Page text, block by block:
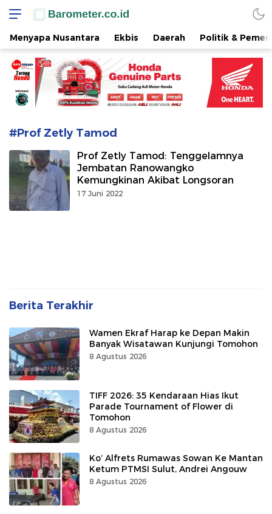
www.barometer.co.id
Berita Terkini di Sulawesi Utara
Menyapa Nusantara Ekbis Daerah Politik &
#Prof Zetly Tamod
Prof Zetly Tamod: Tenggelamnya
Jembatan Ranowangko
Kemungkinan Akibat Longsoran
17 Juni 2022
Berita Terakhir
Wamen Ekraf Harap ke Depan Makin
Banyak Wisatawan Kunjungi Tomohon
8 Agustus 2026
TIFF 2026: 35 Kendaraan Hias Ikut
Parade Tournament of Flower di
Tomohon
8 Agustus 2026
Ko’ Alfrets Rumawas Sowan Ke Mantan
Ketum PTMSI Sulut, Andrei Angouw
8 Agustus 2026